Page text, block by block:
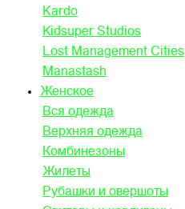
Kardo
Kidsuper Studios
Lost Management Cities
Manastash
Женское
Вся одежда
Верхняя одежда
Комбинезоны
Жилеты
Рубашки и овершоты